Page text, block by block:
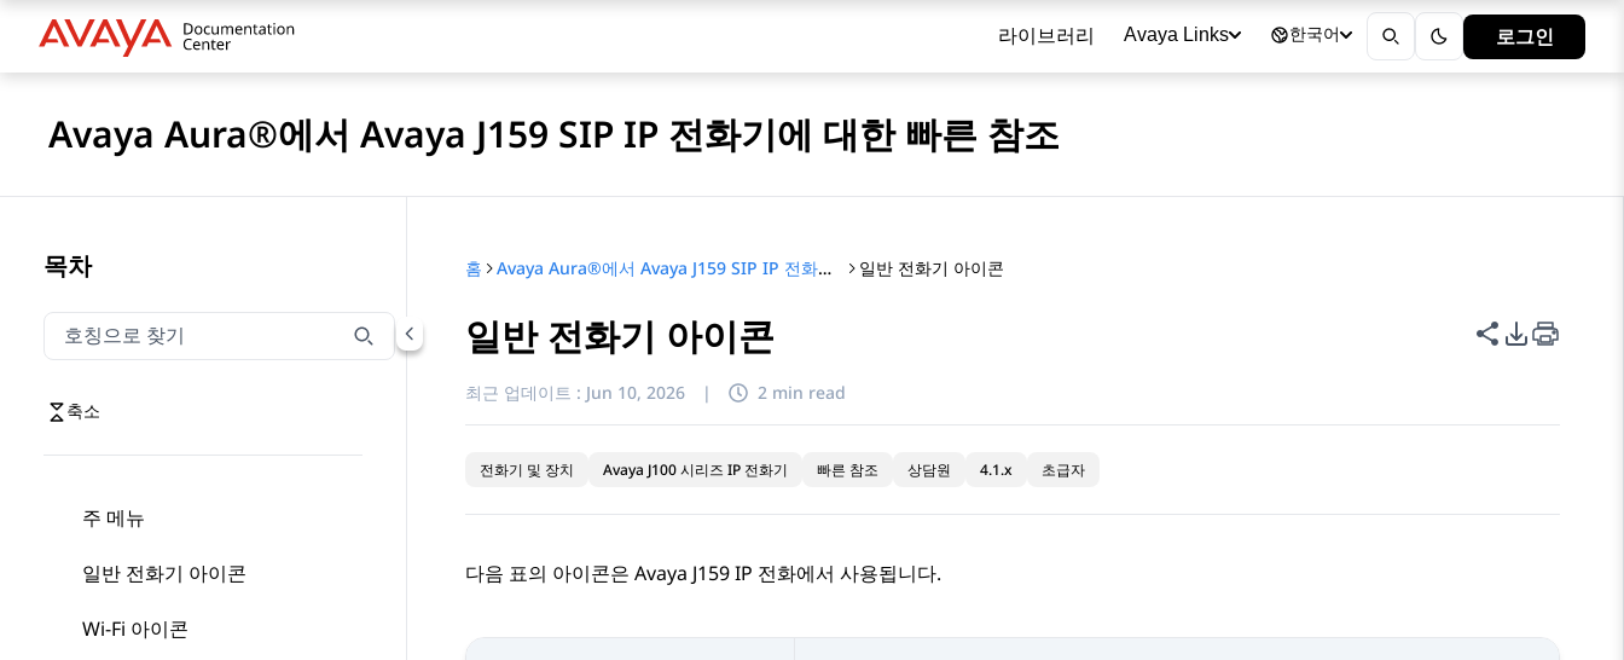
라이브러리 Avaya Links 한국어 로그인
Avaya Aura®에서 Avaya J159 SIP IP 전화기에 대한 빠른 참조
목차
호칭으로 찾기
호칭으로 찾기 항목을 필터링하려면 입력합니다.
축소
주 메뉴
일반 전화기 아이콘
Wi-Fi 아이콘
홈 Avaya Aura®에서 Avaya J159 SIP IP 전화기에 대한 빠른 참조 일반 전화기 아이콘
일반 전화기 아이콘 이 페이지 공
PDF 내보
최근 업데이트 : Jun 10, 2026 | 2 min read
전화기 및 장치 Avaya J100 시리즈 IP 전화기 빠른 참조 상담원 4.1.x 초급자
다음 표의 아이콘은 Avaya J159IP 전화에서 사용됩니다.